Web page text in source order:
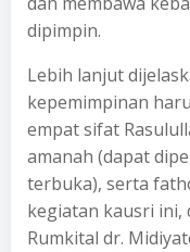
dipimpin.
Lebih lanjut
kepemimpinan
empat sifat
amanah (dapat
terbuka), serta
kegiatan kausri
Rumkital dr.